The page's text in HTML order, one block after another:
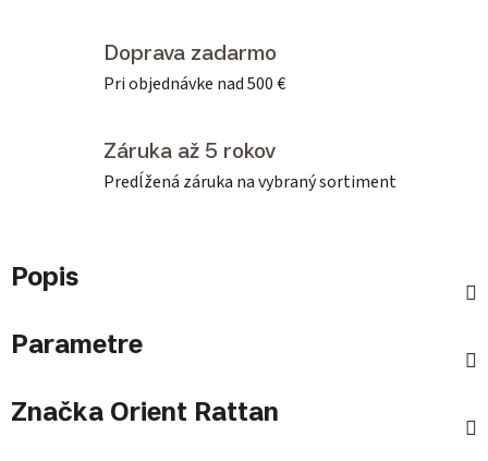
Doprava zadarmo
Pri objednávke nad 500 €
Záruka až 5 rokov
Predĺžená záruka na vybraný sortiment
Popis
Parametre
Značka Orient Rattan